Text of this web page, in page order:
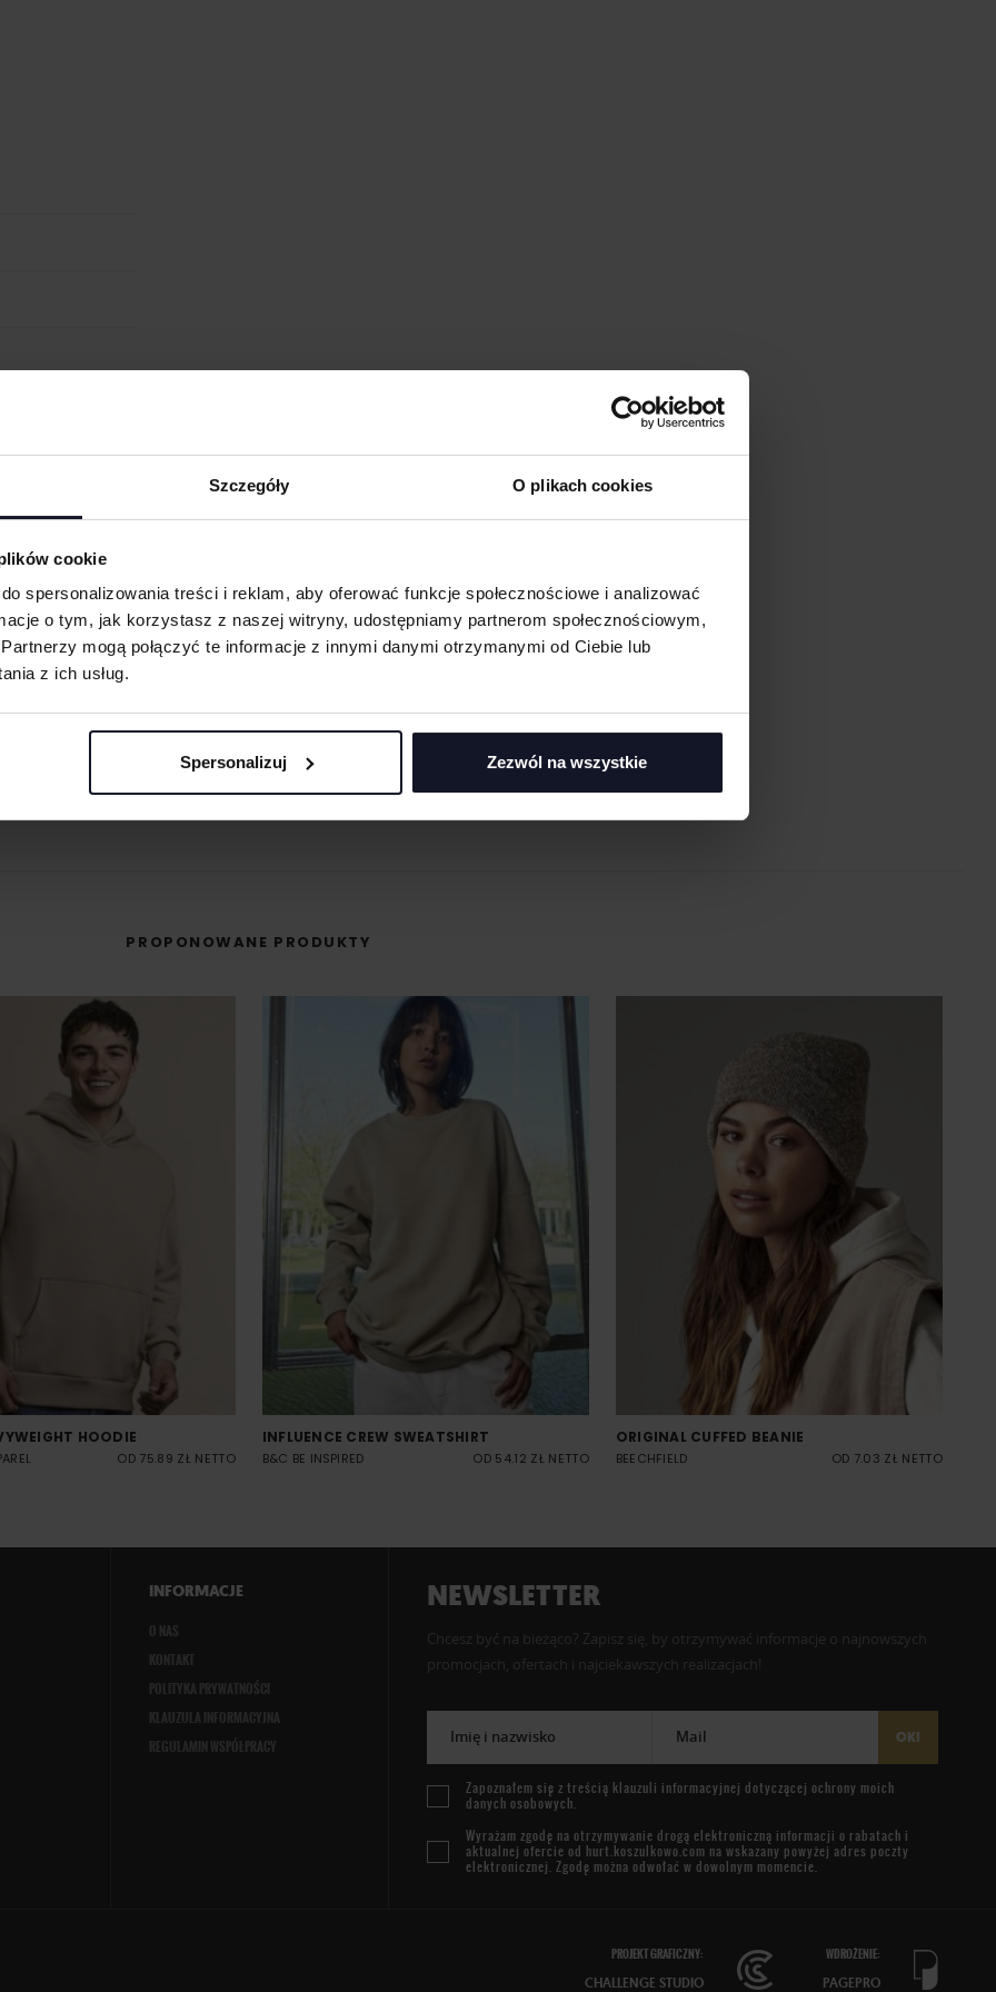
Szczegóły O plikach cookies
cookie
spersonalizowania treści i reklam, aby oferować funkcje społecznościowe i analizować
o tym, jak korzystasz z naszej witryny, udostępniamy partnerom społecznościowym,
mogą połączyć te informacje z innymi danymi otrzymanymi od Ciebie lub
z ich usług.
Spersonalizuj Zezwól na wszystkie
W wyniku
merchu.
wyciętego
odzieży
na
MASZ PYTANIA? ZAPYTAJ SPECJALISTĘ
+48 733 904 144 POPROŚ O WYCENĘ
PROPONOWANE PRODUKTY
HOODIE
OD 75.89 ZŁ NETTO
INFLUENCE CREW SWEATSHIRT
B&C BE INSPIRED OD 54.12 ZŁ NETTO
ORIGINAL CUFFED BEANIE
BEECHFIELD OD 7.03 ZŁ NETTO
INFORMACJE
O NAS
KONTAKT
POLITYKA PRYWATNOŚCI
KLAUZULA INFORMACYJNA
REGULAMIN WSPÓŁPRACY
NEWSLETTER
Chcesz być na bieżąco? Zapisz się, by otrzymywać informacje o najnowszych
promocjach, ofertach i najciekawszych realizacjach!
Imię i nazwisko Mail OK!
Zapoznałem się z treścią klauzuli informacyjnej dotyczącej ochrony moich
danych osobowych.
Wyrażam zgodę na otrzymywanie drogą elektroniczną informacji o rabatach i
aktualnej ofercie od hurt.koszulkowo.com na wskazany powyżej adres poczty
elektronicznej. Zgodę można odwołać w dowolnym momencie.
PROJEKT GRAFICZNY:
CHALLENGE STUDIO
WDROŻENIE:
PAGEPRO